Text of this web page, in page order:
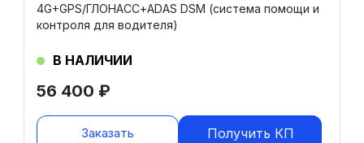
56 400 ₽
4G+GPS/ГЛОНАСС+ADAS DSM (система помощи и
контроля для водителя)
В НАЛИЧИИ
Заказать Получить КП